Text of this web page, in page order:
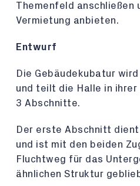
Themenfeld anschließen
Vermietung anbieten.
Entwurf
Die Gebäudekubatur
und teilt die Halle in
3 Abschnitte.
Der erste Abschnitt
und ist mit den beiden
Fluchtweg für das
ähnlichen Struktur